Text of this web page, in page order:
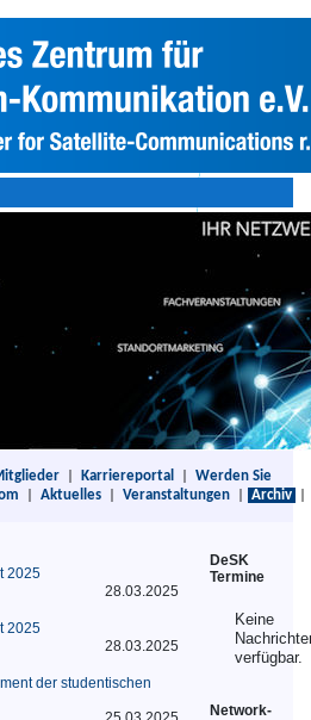
Karriereportal
Werden Sie
Aktuelles Veranstaltungen Archiv
2025
28.03.2025
2025
28.03.2025
der studentischen
DeSK
Termine
Keine
verfügbar.
Network-